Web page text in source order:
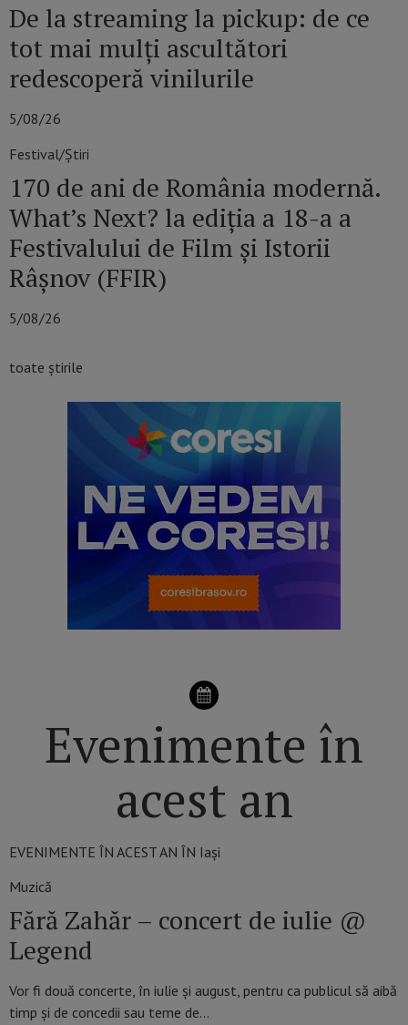
De la streaming la pickup: de ce
tot mai mulți ascultători
redescoperă vinilurile
5/08/26
Festival/Știri
170 de ani de România modernă.
What’s Next? la ediția a 18-a a
Festivalului de Film și Istorii
Râșnov (FFIR)
5/08/26
toate știrile
Evenimente în
acest an
EVENIMENTE ÎN ACEST AN ÎN Iași
Muzică
Fără Zahăr – concert de iulie @
Legend
Vor fi două concerte, în iulie şi august, pentru ca publicul să aibă
timp şi de concedii sau teme de…